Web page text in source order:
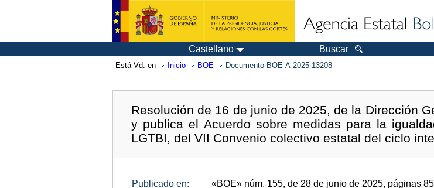
Castellano Buscar
Está Vd. en Inicio BOE Documento BOE-A-2025-13208
Resolución de 16 de junio de 2025, de la Dirección
y publica el Acuerdo sobre medidas para la
LGTBI, del VII Convenio colectivo estatal del ciclo
Publicado en: «BOE» núm. 155, de 28 de junio de 2025, páginas